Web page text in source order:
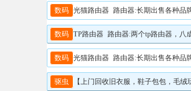
数码 光猫路由器 路由器:长期出售各种品
数码 TP路由器 路由器:两个tp路由器，八
数码 光猫路由器 路由器:长期出售各种品
驱虫 【上门回收旧衣服，鞋子包包，毛绒玩具，棉花被子，